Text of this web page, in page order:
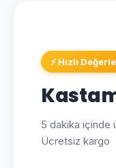
⚡ Hızlı
5 dakika içinde
Ücretsiz kargo